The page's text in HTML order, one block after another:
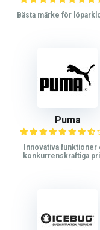
Bästa märke för
Puma
Innovativa funktioner
konkurrenskraftiga